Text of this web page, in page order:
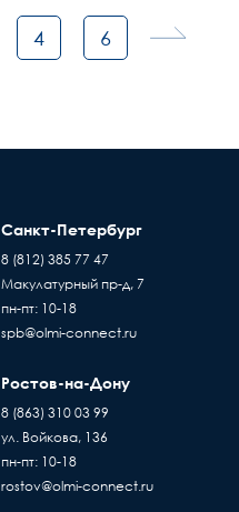
4 6
Санкт-Петербург
8 (812) 385 77 47
Макулатурный пр-д, 7
пн-пт: 10-18
spb@olmi-connect.ru
Ростов-на-Дону
8 (863) 310 03 99
ул. Войкова, 136
пн-пт: 10-18
rostov@olmi-connect.ru